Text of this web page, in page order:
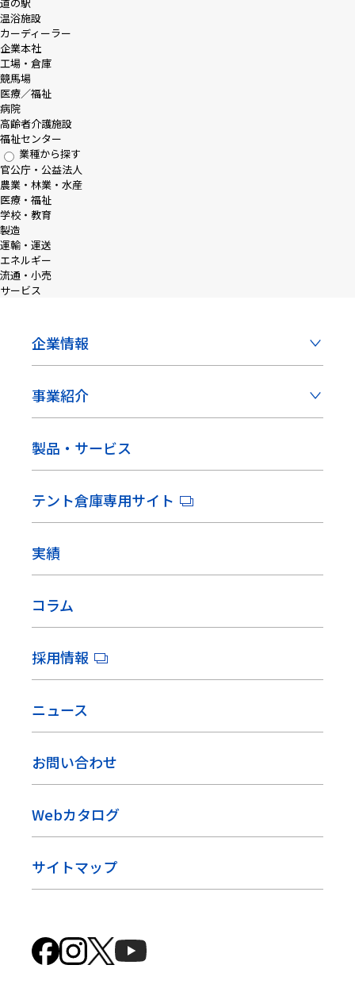
温浴施設
カーディーラー
企業本社
工場・倉庫
競馬場
医療／福祉
病院
高齢者介護施設
福祉センター
業種から探す
官公庁・公益法人
農業・林業・水産
医療・福祉
学校・教育
製造
運輸・運送
エネルギー
流通・小売
サービス
企業情報
事業紹介
製品・サービス
テント倉庫専用サイト
実績
コラム
採用情報
ニュース
お問い合わせ
Webカタログ
サイトマップ